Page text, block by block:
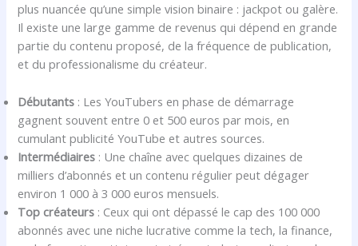
plus nuancée qu’une simple vision binaire : jackpot ou galère.
Il existe une large gamme de revenus qui dépend en grande
partie du contenu proposé, de la fréquence de publication,
et du professionalisme du créateur.
Débutants : Les YouTubers en phase de démarrage
gagnent souvent entre 0 et 500 euros par mois, en
cumulant publicité YouTube et autres sources.
Intermédiaires : Une chaîne avec quelques dizaines de
milliers d’abonnés et un contenu régulier peut dégager
environ 1 000 à 3 000 euros mensuels.
Top créateurs : Ceux qui ont dépassé le cap des 100 000
abonnés avec une niche lucrative comme la tech, la finance,